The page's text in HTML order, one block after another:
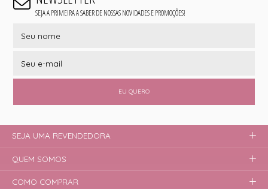
SEJA A PRIMEIRA A SABER DE NOSSAS NOVIDADES E PROMOÇÕES!
EU QUERO
SEJA UMA REVENDEDORA
QUEM SOMOS
COMO COMPRAR